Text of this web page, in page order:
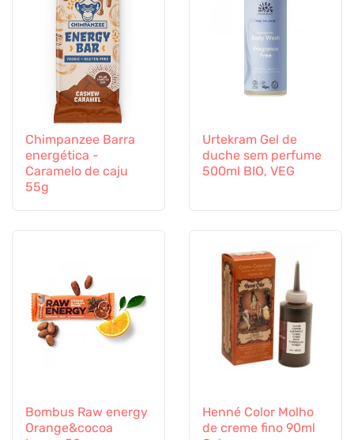
Chimpanzee Barra
energética -
Caramelo de caju
55g
Urtekram Gel de
duche sem perfume
500ml BIO, VEG
Bombus Raw energy
Orange&cocoa
Henné Color Molho
de creme fino 90ml